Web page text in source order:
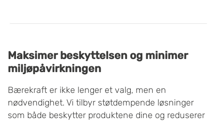
Maksimer beskyttelsen og minimer
miljøpåvirkningen
Bærekraft er ikke lenger et valg, men en
nødvendighet. Vi tilbyr støtdempende løsninger
som både beskytter produktene dine og reduserer